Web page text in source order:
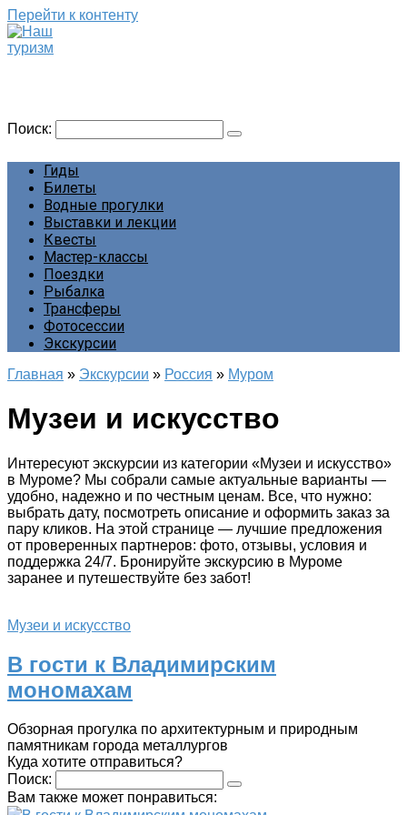
Перейти к контенту
Поиск:
Гиды
Билеты
Водные прогулки
Выставки и лекции
Квесты
Мастер-классы
Поездки
Рыбалка
Трансферы
Фотосессии
Экскурсии
Главная » Экскурсии » Россия » Муром
Музеи и искусство
Интересуют экскурсии из категории «Музеи и искусство»
в Муроме? Мы собрали самые актуальные варианты —
удобно, надежно и по честным ценам. Все, что нужно:
выбрать дату, посмотреть описание и оформить заказ за
пару кликов. На этой странице — лучшие предложения
от проверенных партнеров: фото, отзывы, условия и
поддержка 24/7. Бронируйте экскурсию в Муроме
заранее и путешествуйте без забот!
Музеи и искусство
В гости к Владимирским
мономахам
Обзорная прогулка по архитектурным и природным
памятникам города металлургов
Куда хотите отправиться?
Поиск:
Вам также может понравиться: